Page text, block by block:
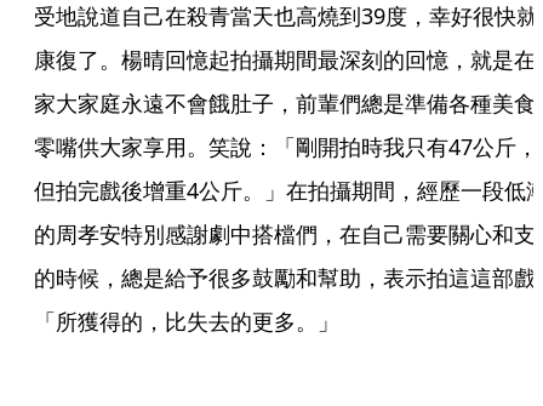
受地說道自己在殺青當天也高燒到39度，幸好很快就
康復了。楊晴回憶起拍攝期間最深刻的回憶，就是在
家大家庭永遠不會餓肚子，前輩們總是準備各種美食
零嘴供大家享用。笑說：「剛開拍時我只有47公斤，
但拍完戲後增重4公斤。」在拍攝期間，經歷一段低
的周孝安特別感謝劇中搭檔們，在自己需要關心和支
的時候，總是給予很多鼓勵和幫助，表示拍這這部戲
「所獲得的，比失去的更多。」